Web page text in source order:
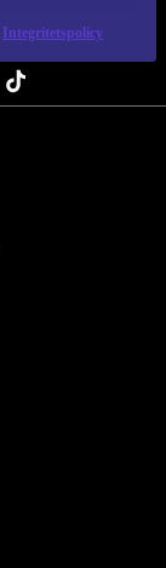
Integritetspolicy